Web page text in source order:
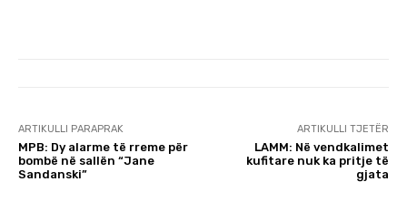
ARTIKULLI PARAPRAK
MPB: Dy alarme të rreme për
bombë në sallën “Jane
Sandanski”
ARTIKULLI TJETËR
LAMM: Në vendkalimet
kufitare nuk ka pritje të
gjata